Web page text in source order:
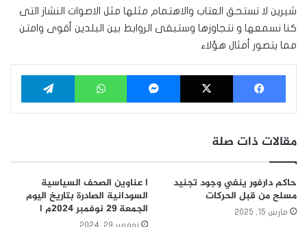
شيرين لا تستحق العتاب والاهتمام مثلها مثل الاصوات النشاز التى
كنا نسمعها و نتجاوزها وستبقى الروابط بين البلدين أقوى وامتن
مما يتصور أمثال هؤلاء
فيسبوك ‫X ماسنجر واتساب
مقالات ذات صلة
حاكم دارفور ينفي وجود تجنيد
مسلح من قبل الحركات
مارس 15, 2025
ا عناوين الصحف السياسية
السودانية الصادرة بتاريخ اليوم
الجمعة 29 نوفمبر 2024م ا
نوفمبر 29, 2024